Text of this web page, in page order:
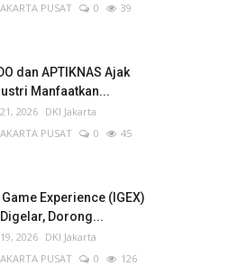
PUSAT
0
39
dan APTIKNAS Ajak
Manfaatkan...
2026 DKI Jakarta
PUSAT
0
45
Experience (IGEX)
Dorong...
2026 DKI Jakarta
PUSAT
0
126